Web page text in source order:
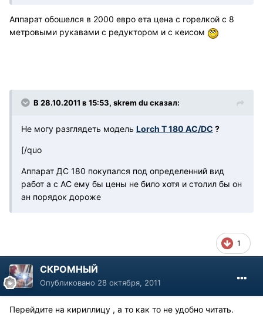
Аппарат обошелся в 2000 евро ета цена с горелкой с 8
метровыми рукавами с редуктором и с кеисом
В 28.10.2011 в 15:53, skrem du сказал:
Не могу разглядеть модель Lorch T 180 AC/DC ?
[/quo
Аппарат ДС 180 покупался под определенний вид
работ а с АС ему бы цены не било хотя и столил бы он
ан порядок дороже
1
СКРОМНЫЙ
Опубликовано 28 октября, 2011
Перейдите на кириллицу , а то как то не удобно читать.